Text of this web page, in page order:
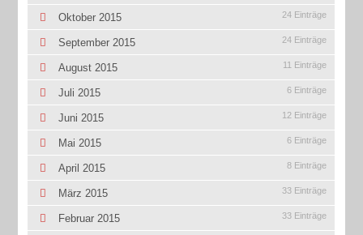
Oktober 2015 24 Einträge
September 2015 24 Einträge
August 2015 11 Einträge
Juli 2015 6 Einträge
Juni 2015 12 Einträge
Mai 2015 6 Einträge
April 2015 8 Einträge
März 2015 33 Einträge
Februar 2015 33 Einträge